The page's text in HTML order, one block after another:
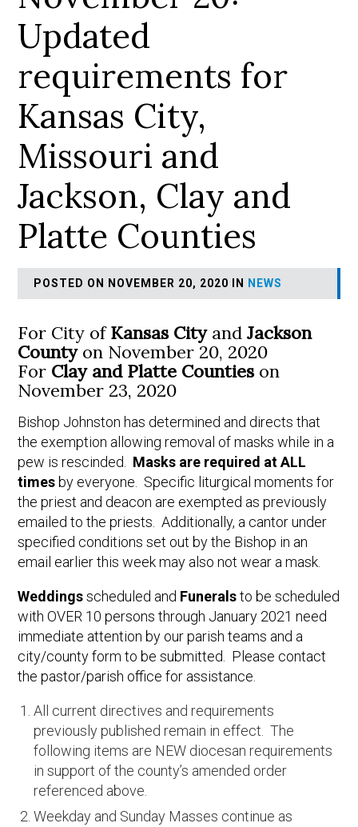
Updated
requirements for
Kansas City,
Missouri and
Jackson, Clay and
Platte Counties
POSTED ON NOVEMBER 20, 2020 IN NEWS
For City ofKansas CityandJackson
Countyon November 20, 2020
For Clay and Platte Countieson
November 23, 2020
Bishop Johnston has determined and directs that
the exemption allowing removal of masks while in a
pew is rescinded. Masks are required at ALL
times by everyone. Specific liturgical moments for
the priest and deacon are exempted as previously
emailed to the priests. Additionally, a cantor under
specified conditions set out by the Bishop in an
email earlier this week may also not wear a mask.
Weddingsscheduled and Funeralsto be scheduled
with OVER 10 persons through January 2021 need
immediate attention by our parish teams and a
city/county form to be submitted. Please contact
the pastor/parish office for assistance.
All current directives and requirements
previously published remain in effect. The
following items are NEW diocesan requirements
in support of the county’s amended order
referenced above.
Weekday and Sunday Masses continue as